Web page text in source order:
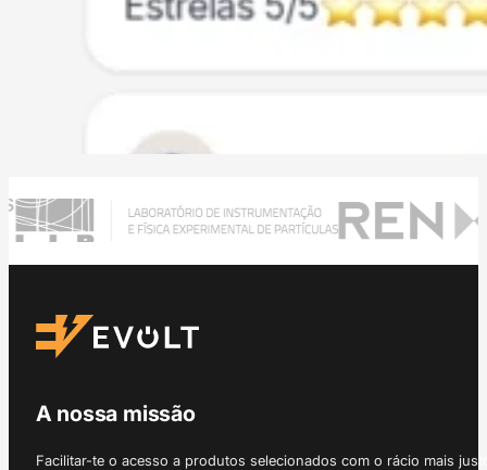
A nossa missão
Facilitar-te o acesso a produtos selecionados com o rácio mais